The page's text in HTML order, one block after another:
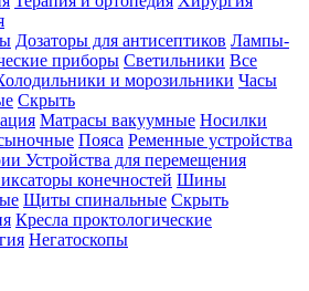
Дозаторы для антисептиков Лампы-
приборы Светильники Все
и морозильники Часы
Скрыть
Матрасы вакуумные Носилки
Пояса Ременные устройства
Устройства для перемещения
конечностей Шины
Щиты спинальные Скрыть
Кресла проктологические
Негатоскопы